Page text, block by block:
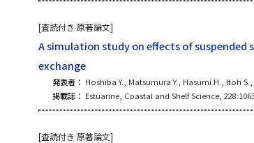
[査読付き 原著論文]
A simulation study on effects of
exchange
発表者： Hoshiba Y., Matsumura Y., Hasumi H., Itoh S.,
掲載誌： Estuarine, Coastal and Shelf Science,
[査読付き 原著論文]